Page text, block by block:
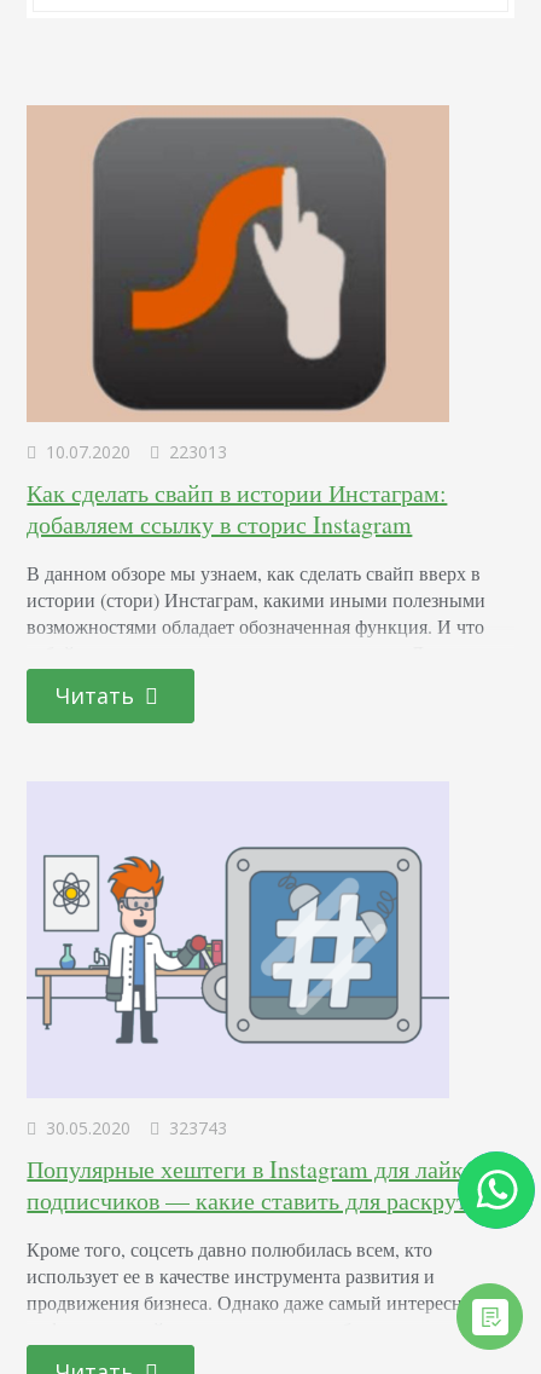
10.07.2020 223013
Как сделать свайп в истории Инстаграм:
добавляем ссылку в сторис Instagram
В данном обзоре мы узнаем, как сделать свайп вверх в
истории (стори) Инстаграм, какими иными полезными
возможностями обладает обозначенная функция. И что
все знают, что swype – это действие, которое практически
каждый пользователь абсолютно любой социальной сети
Читать
30.05.2020 323743
Популярные хештеги в Instagram для лайков и
подписчиков — какие ставить для раскрутки
Кроме того, соцсеть давно полюбилась всем, кто
использует ее в качестве инструмента развития и
продвижения бизнеса. Однако даже самый интересный и
информативный пост может остаться без внимания, если
подойти к его составлению без должного усердия.